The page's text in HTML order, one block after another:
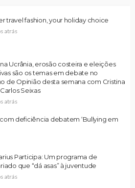
travel fashion, your holiday choice
atrás
Ucrânia, erosão costeira e eleições
são os temas em debate no
de Opinião desta semana com Cristina
Seixas
atrás
deficiência debatem ‘Bullying em
Participa: Um programa de
que “dá asas” à juventude
atrás